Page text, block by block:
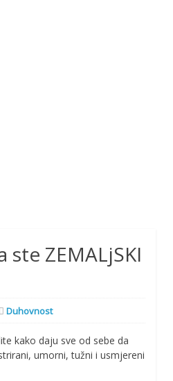
ste ZEMALjSKI
Duhovnost
kako daju sve od sebe da
umorni, tužni i usmjereni